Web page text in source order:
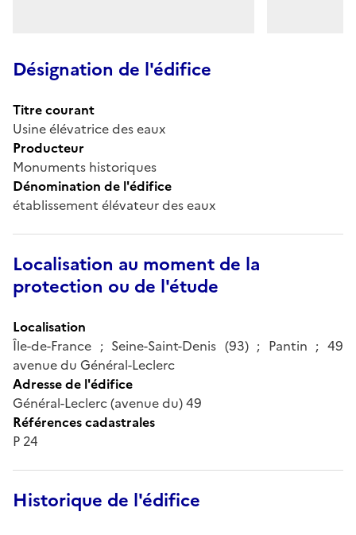
Désignation de l'édifice
Titre courant
Usine élévatrice des eaux
Producteur
Monuments historiques
Dénomination de l'édifice
établissement élévateur des eaux
Localisation au moment de la
protection ou de l'étude
Localisation
Île-de-France ; Seine-Saint-Denis (93) ; Pantin ; 49
avenue du Général-Leclerc
Adresse de l'édifice
Général-Leclerc (avenue du) 49
Références cadastrales
P 24
Historique de l'édifice